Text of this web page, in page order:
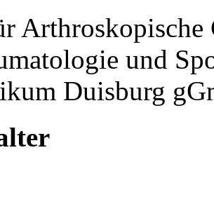
Arthroskopische
und
Duisburg